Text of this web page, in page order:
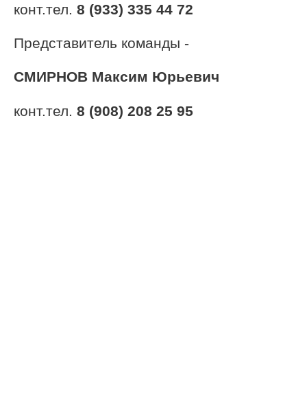
конт.тел. 8 (933) 335 44 72
Представитель команды -
СМИРНОВ Максим Юрьевич
конт.тел. 8 (908) 208 25 95